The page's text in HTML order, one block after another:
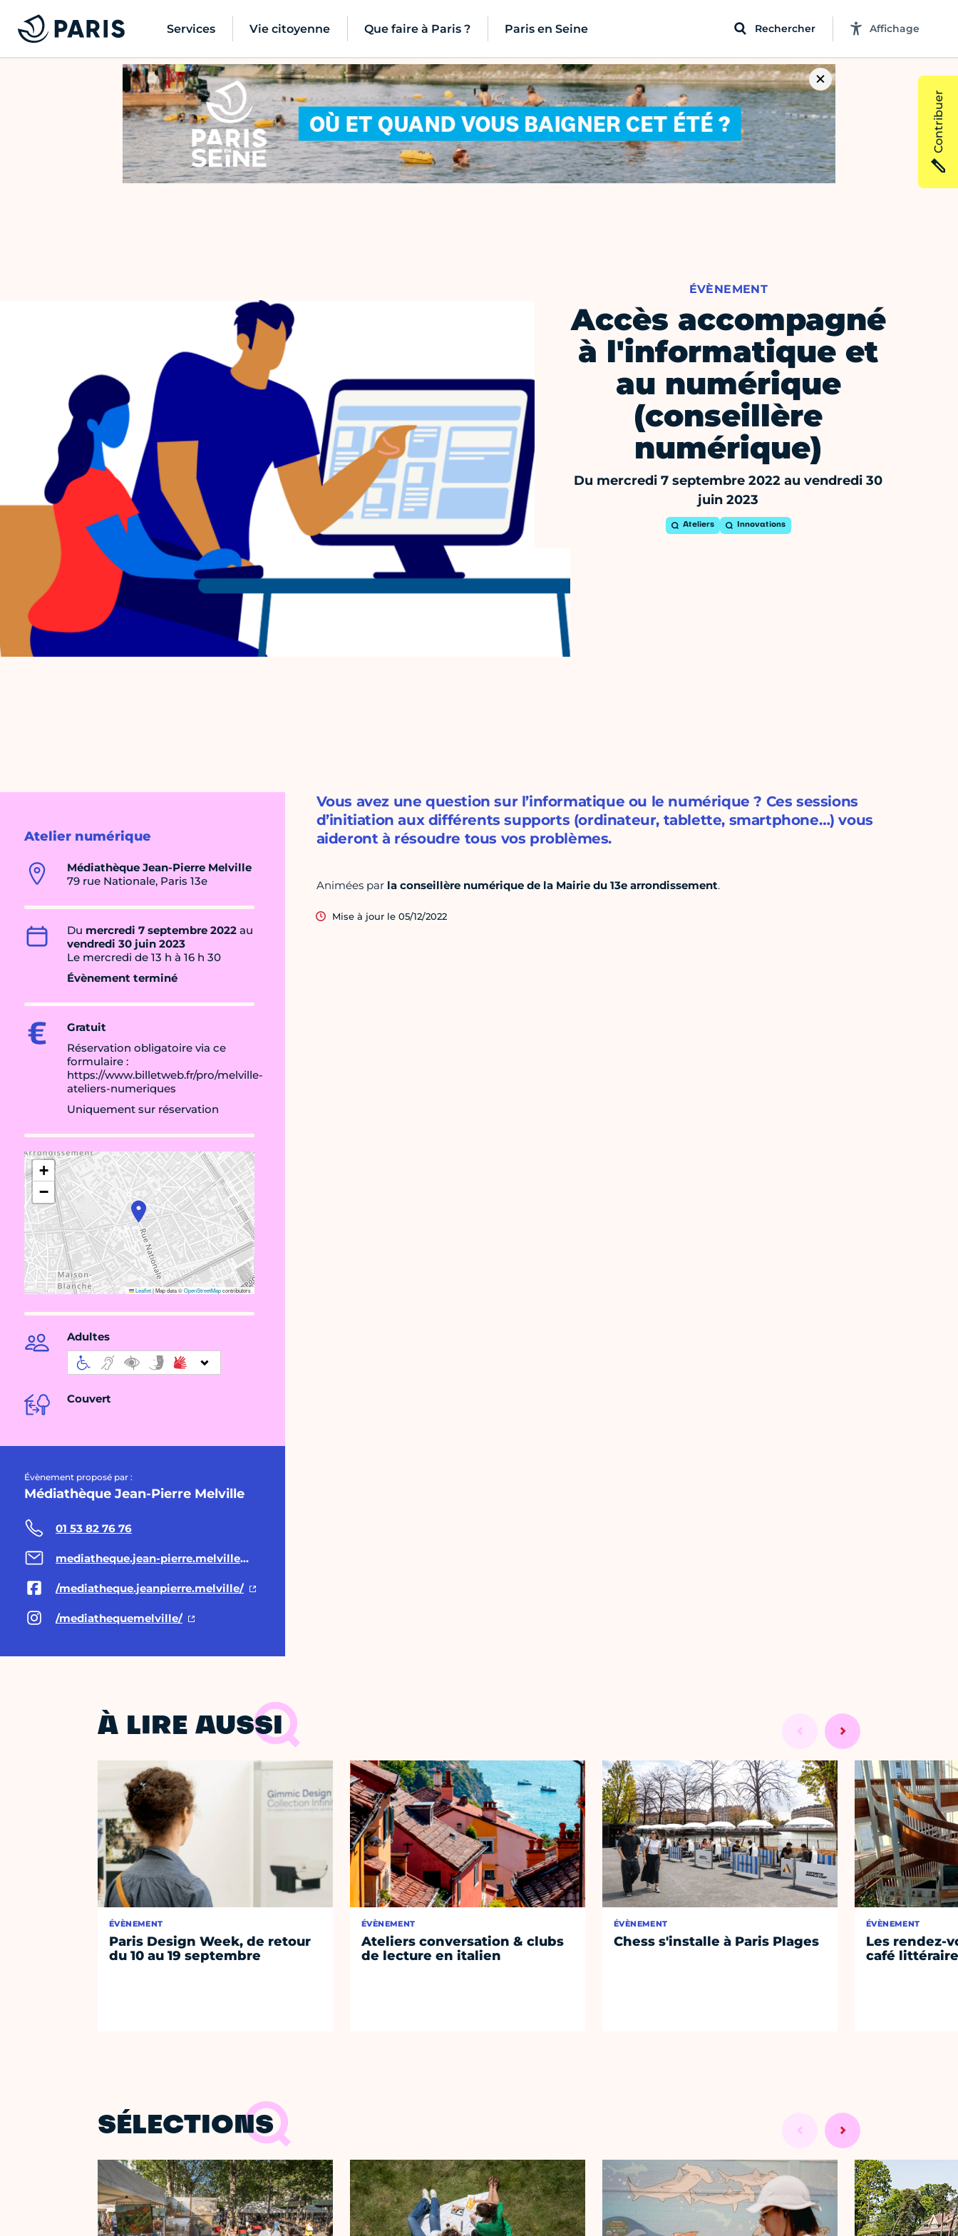
Services Vie citoyenne Que faire à Paris ? Paris en Seine Rechercher Affichage
ÉVÈNEMENT
Accès accompagné
à l'informatique et
au numérique
(conseillère
numérique)
Du mercredi 7 septembre 2022 au vendredi 30
juin 2023
Ateliers Innovations
Atelier numérique
Médiathèque Jean-Pierre Melville
79 rue Nationale, Paris 13e
Du mercredi 7 septembre 2022 au
vendredi 30 juin 2023
Le mercredi de 13 h à 16 h 30
Évènement terminé
Gratuit
Réservation obligatoire via ce
formulaire :
https://www.billetweb.fr/pro/melville-
ateliers-numeriques
Uniquement sur réservation
+
−
Leaflet|Map data ©OpenStreetMapcontributors
Adultes
Couvert
Évènement proposé par :
Médiathèque Jean-Pierre Melville
01 53 82 76 76
mediatheque.jean-pierre.melville@paris.fr
/mediatheque.jeanpierre.melville/
/mediathequemelville/
Vous avez une question sur l’informatique ou le numérique ? Ces sessions
d’initiation aux différents supports (ordinateur, tablette, smartphone…) vous
aideront à résoudre tous vos problèmes.
Animées par la conseillère numérique de la Mairie du 13e arrondissement.
Mise à jour le 05/12/2022
À LIRE AUSSI
ÉVÈNEMENT
Paris Design Week, de retour
du 10 au 19 septembre
ÉVÈNEMENT
Ateliers conversation & clubs
de lecture en italien
ÉVÈNEMENT
Chess s'installe à Paris Plages
ÉVÈNEMENT
Les rendez-
café
SÉLECTIONS
Contribuer